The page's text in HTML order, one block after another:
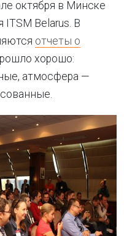
октября в Минске
ITSM Belarus. В
отчеты о
хорошо:
атмосфера —